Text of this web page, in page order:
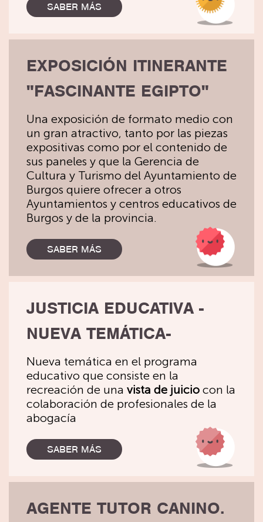
SABER MÁS
EXPOSICIÓN ITINERANTE
"FASCINANTE EGIPTO"
Una exposición de formato medio con
un gran atractivo, tanto por las piezas
expositivas como por el contenido de
sus paneles y que la Gerencia de
Cultura y Turismo del Ayuntamiento de
Burgos quiere ofrecer a otros
Ayuntamientos y centros educativos de
Burgos y de la provincia.
SABER MÁS
JUSTICIA EDUCATIVA -
NUEVA TEMÁTICA-
Nueva temática en el programa
educativo que consiste en la
recreación de una vista de juicio con la
colaboración de profesionales de la
abogacía
SABER MÁS
AGENTE TUTOR CANINO.